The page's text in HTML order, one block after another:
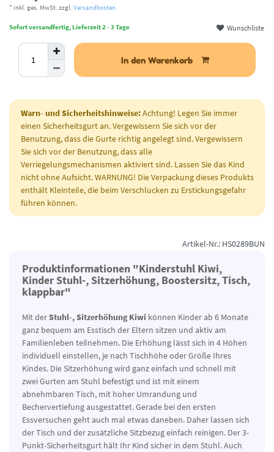
* inkl. ges. MwSt. zzgl. Versandkosten
Sofort versandfertig, Lieferzeit 2 - 3 Tage Wunschliste
In den Warenkorb
Warn- und Sicherheitshinweise:Achtung! Legen Sie immer
einen Sicherheitsgurt an. Vergewissern Sie sich vor der
Benutzung, dass die Gurte richtig angelegt sind. Vergewissern
Sie sich vor der Benutzung, dass alle
Verriegelungsmechanismen aktiviert sind. Lassen Sie das Kind
nicht ohne Aufsicht. WARNUNG! Die Verpackung dieses Produkts
enthält Kleinteile, die beim Verschlucken zu Erstickungsgefahr
führen können.
Artikel-Nr.: HS0289BUN
Produktinformationen "Kinderstuhl Kiwi,
Kinder Stuhl-, Sitzerhöhung, Boostersitz, Tisch,
klappbar"
Mit derStuhl-, Sitzerhöhung Kiwi können Kinder ab 6 Monate
ganz bequem am Esstisch der Eltern sitzen und aktiv am
Familienleben teilnehmen. Die Erhöhung lässt sich in 4 Höhen
individuell einstellen, je nach Tischhöhe oder Größe Ihres
Kindes. Die Sitzerhöhung wird ganz einfach und schnell mit
zwei Gurten am Stuhl befestigt und ist mit einem
abnehmbaren Tisch, mit hoher Umrandung und
Bechervertiefung ausgestattet. Gerade bei den ersten
Essversuchen geht auch mal etwas daneben. Daher lassen sich
der Tisch und der zusätzliche Sitzbezug einfach reinigen. Der 3-
Punkt-Sicherheitsgurt hält Ihr Kind sicher in dem Stuhl. Auch